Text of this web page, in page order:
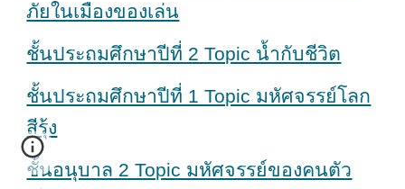
ภัยในเมืองของเล่น
ชั้นประถมศึกษาปีที่ 2 Topic น้ำกับชีวิต
ชั้นประถมศึกษาปีที่ 1 Topic มหัศจรรย์โลก
สีรุ้ง
ชั้นอนุบาล 2 Topic มหัศจรรย์ของคนตัว